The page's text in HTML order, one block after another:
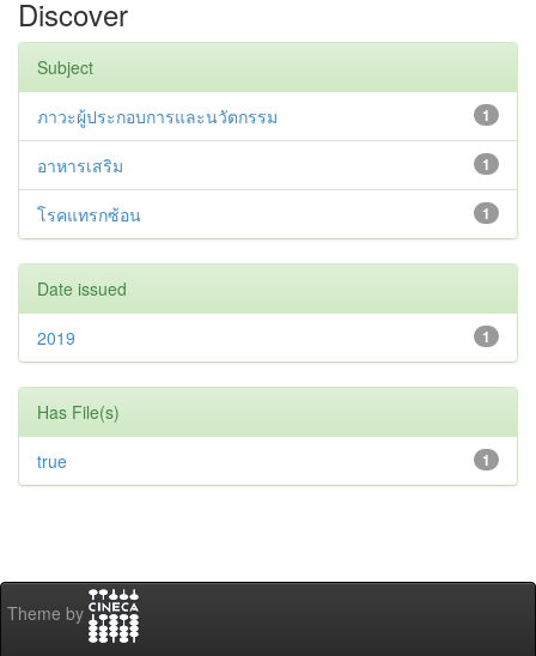
Discover
Subject
1
ภาวะผู้ประกอบการและนวัตกรรม
1
อาหารเสริม
1
โรคแทรกซ้อน
Date issued
1
2019
Has File(s)
1
true
Theme by